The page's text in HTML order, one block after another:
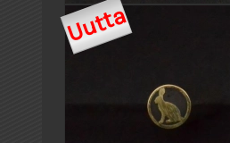
Uutta